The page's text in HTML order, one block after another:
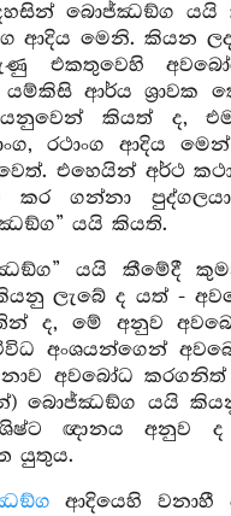
බොජ්ඣඞ්ග යයි
ආදිය මෙනි. කියන
එකතුවෙහි
ආර්ය ශ්‍රාවක
යනුවෙන් කියත් ද,
රථාංග ආදිය
එහෙයින් අර්ථ
ගන්නා
යයි කියති.
යයි කීමේදී
ලැබේ ද යත් -
ද, මේ අනුව
අංශයන්ගෙන්
අවබෝධ
බොජ්ඣඞ්ග යයි කියනු
ඥානය අනුව
යුතුය.
ආදියෙහි වනාහී